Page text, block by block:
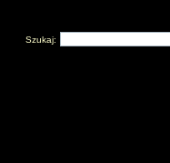
Szukaj: